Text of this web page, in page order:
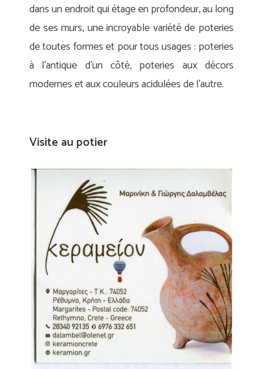
dans un endroit qui étage en profondeur, au long
de ses murs, une incroyable variété de poteries
de toutes formes et pour tous usages : poteries
à l’antique d’un côté, poteries aux décors
modernes et aux couleurs acidulées de l’autre.
Visite au potier